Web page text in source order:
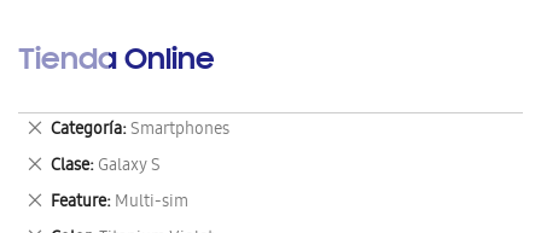
Tienda Online
Categoría Smartphones
Eliminar
este
artículo
Clase Galaxy S
Eliminar
este
artículo
Feature Multi-sim
Eliminar
este